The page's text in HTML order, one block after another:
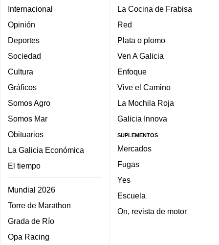
Internacional
Opinión
Deportes
Sociedad
Cultura
Gráficos
Somos Agro
Somos Mar
Obituarios
La Galicia Económica
El tiempo
Mundial 2026
Torre de Marathon
Grada de Río
Opa Racing
La Cocina de Frabisa
Red
Plata o plomo
Ven A Galicia
Enfoque
Vive el Camino
La Mochila Roja
Galicia Innova
SUPLEMENTOS
Mercados
Fugas
Yes
Escuela
On, revista de motor